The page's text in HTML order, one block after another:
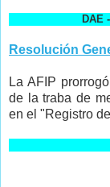
DAE
Resolución
La AFIP
de la traba de
en el "Registro